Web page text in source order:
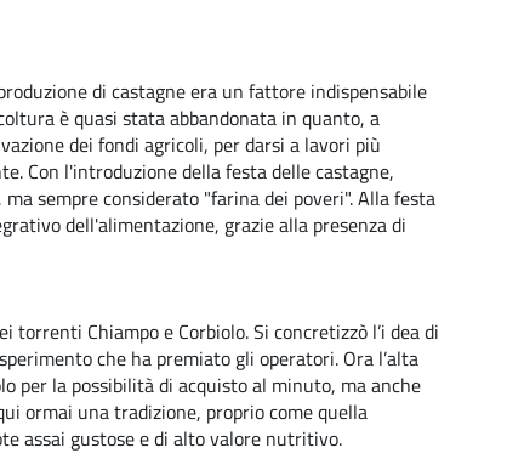
di castagne era un fattore indispensabile
è quasi stata abbandonata in quanto, a
dei fondi agricoli, per darsi a lavori più
Con l'introduzione della festa delle castagne,
sempre considerato "farina dei poveri". Alla festa
dell'alimentazione, grazie alla presenza di
Chiampo e Corbiolo. Si concretizzò l’i dea di
che ha premiato gli operatori. Ora l’alta
per la possibilità di acquisto al minuto, ma anche
ormai una tradizione, proprio come quella
assai gustose e di alto valore nutritivo.